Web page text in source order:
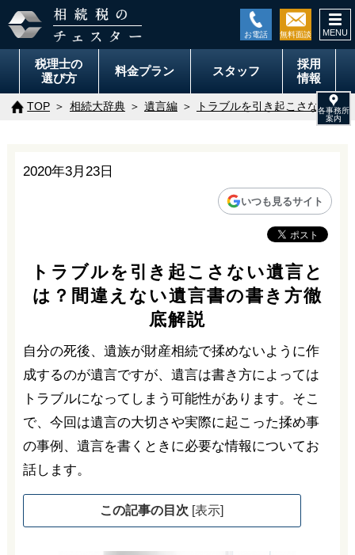
税理士の
選び方
料金プラン スタッフ
採用
情報
TOP 相続大辞典 遺言編 トラブルを引き起こさない遺
2020年3月23日
いつも見るサイト
トラブルを引き起こさない遺言と
は？間違えない遺言書の書き方徹
底解説
自分の死後、遺族が財産相続で揉めないように作
成するのが遺言ですが、遺言は書き方によっては
トラブルになってしまう可能性があります。そこ
で、今回は遺言の大切さや実際に起こった揉め事
の事例、遺言を書くときに必要な情報についてお
話します。
この記事の目次 [表示]